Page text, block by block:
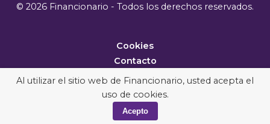
© 2026 Financionario - Todos los derechos reservados.
Cookies
Contacto
Metodología
Al utilizar el sitio web de Financionario, usted acepta el
uso de cookies.
Acepto